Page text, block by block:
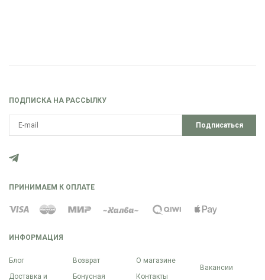
ИНФОРМАЦИЯ
Блог
Доставка и
Возврат
Бонусная
О магазине
Контакты
Вакансии
ПОДПИСКА НА РАССЫЛКУ
Подписаться
ПРИНИМАЕМ К ОПЛАТЕ